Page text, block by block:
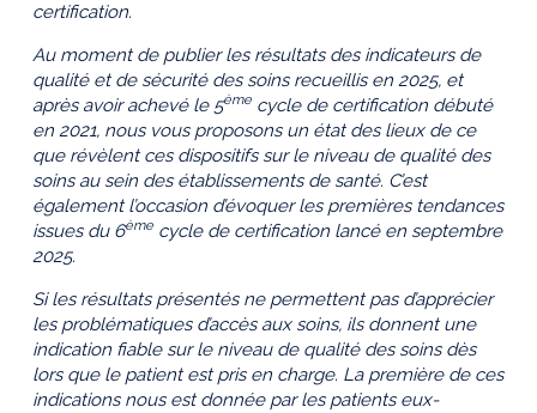
certification.
Au moment de publier les résultats des indicateurs de
qualité et de sécurité des soins recueillis en 2025, et
après avoir achevé le 5ème cycle de certification débuté
en 2021, nous vous proposons un état des lieux de ce
que révèlent ces dispositifs sur le niveau de qualité des
soins au sein des établissements de santé. C’est
également l’occasion d’évoquer les premières tendances
issues du 6ème cycle de certification lancé en septembre
2025.
Si les résultats présentés ne permettent pas d’apprécier
les problématiques d’accès aux soins, ils donnent une
indication fiable sur le niveau de qualité des soins dès
lors que le patient est pris en charge. La première de ces
indications nous est donnée par les patients eux-